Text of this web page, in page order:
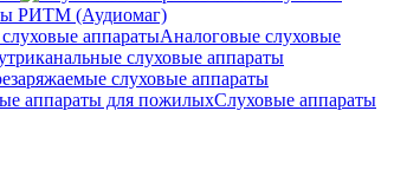
РИТМ (Аудиомаг)
Аналоговые слуховые
слуховые аппараты
Слуховые аппараты